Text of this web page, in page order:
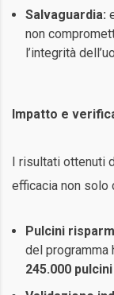
Salvaguardia:
non
l’integrità
Impatto e
I risultati ottenuti
efficacia non solo
Pulcini
del programma
245.000